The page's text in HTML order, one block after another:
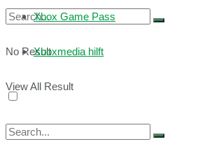
No Result
View All Result
Xbox Game Pass
Xboxmedia hilft